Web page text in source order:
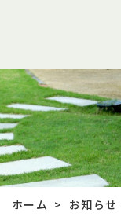
ホーム > お知らせ